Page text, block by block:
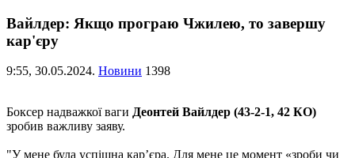
Вайлдер: Якщо програю Чжилею, то завершу
кар'єру
9:55, 30.05.2024. Новини 1398
Боксер надважкої ваги Деонтей Вайлдер (43-2-1, 42 КО)
зробив важливу заяву.
"У мене була успішна карʼєра. Для мене це момент «зроби чи